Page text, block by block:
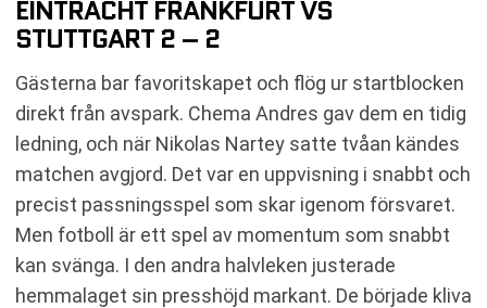
EINTRACHT FRANKFURT VS
STUTTGART 2 – 2
Gästerna bar favoritskapet och flög ur startblocken
direkt från avspark. Chema Andres gav dem en tidig
ledning, och när Nikolas Nartey satte tvåan kändes
matchen avgjord. Det var en uppvisning i snabbt och
precist passningsspel som skar igenom försvaret.
Men fotboll är ett spel av momentum som snabbt
kan svänga. I den andra halvleken justerade
hemmalaget sin presshöjd markant. De började kliva